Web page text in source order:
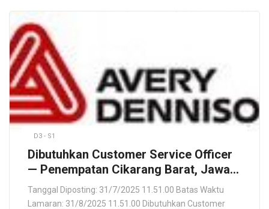
D3 - S1
Dibutuhkan Customer Service Officer
— Penempatan Cikarang Barat, Jawa
Barat — Lamar Langsung PT Avery
Dennison
Tanggal Diposting: 31/7/2025 11.51.00 Batas Waktu
Lamaran: 31/8/2025 11.51.00 Dibutuhkan Customer